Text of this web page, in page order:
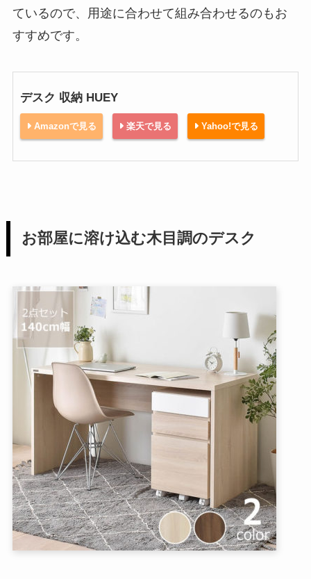
ているので、用途に合わせて組み合わせるのもお
すすめです。
デスク 収納 HUEY
Amazonで見る 楽天で見る Yahoo!で見る
お部屋に溶け込む木目調のデスク